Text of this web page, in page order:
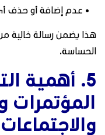
• عدم إضافة أو حذف
هذا يضمن رسالة خالية
الحساسة.
5. أهمية
المؤتمرات